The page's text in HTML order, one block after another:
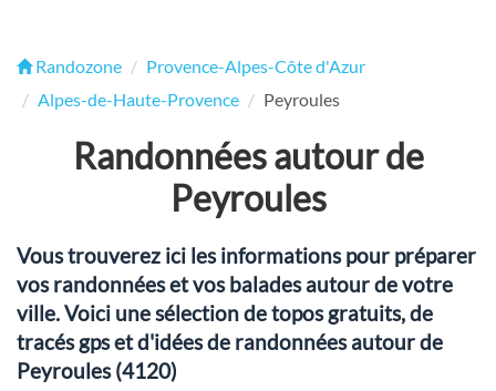
Randozone
Provence-Alpes-Côte d'Azur
Alpes-de-Haute-Provence
Peyroules
Randonnées autour de
Peyroules
Vous trouverez ici les informations pour préparer
vos randonnées et vos balades autour de votre
ville. Voici une sélection de topos gratuits, de
tracés gps et d'idées de randonnées autour de
Peyroules (4120)